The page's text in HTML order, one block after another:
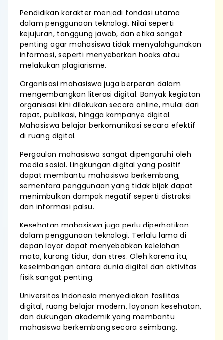
Pendidikan karakter menjadi fondasi utama
dalam penggunaan teknologi. Nilai seperti
kejujuran, tanggung jawab, dan etika sangat
penting agar mahasiswa tidak menyalahgunakan
informasi, seperti menyebarkan hoaks atau
melakukan plagiarisme.
Organisasi mahasiswa juga berperan dalam
mengembangkan literasi digital. Banyak kegiatan
organisasi kini dilakukan secara online, mulai dari
rapat, publikasi, hingga kampanye digital.
Mahasiswa belajar berkomunikasi secara efektif
di ruang digital.
Pergaulan mahasiswa sangat dipengaruhi oleh
media sosial. Lingkungan digital yang positif
dapat membantu mahasiswa berkembang,
sementara penggunaan yang tidak bijak dapat
menimbulkan dampak negatif seperti distraksi
dan informasi palsu.
Kesehatan mahasiswa juga perlu diperhatikan
dalam penggunaan teknologi. Terlalu lama di
depan layar dapat menyebabkan kelelahan
mata, kurang tidur, dan stres. Oleh karena itu,
keseimbangan antara dunia digital dan aktivitas
fisik sangat penting.
Universitas Indonesia menyediakan fasilitas
digital, ruang belajar modern, layanan kesehatan,
dan dukungan akademik yang membantu
mahasiswa berkembang secara seimbang.